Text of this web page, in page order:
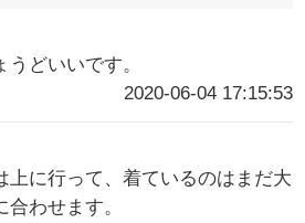
どいいです。
2020-06-04 17:15:53
上に行って、着ているのはまだ大
わせます。